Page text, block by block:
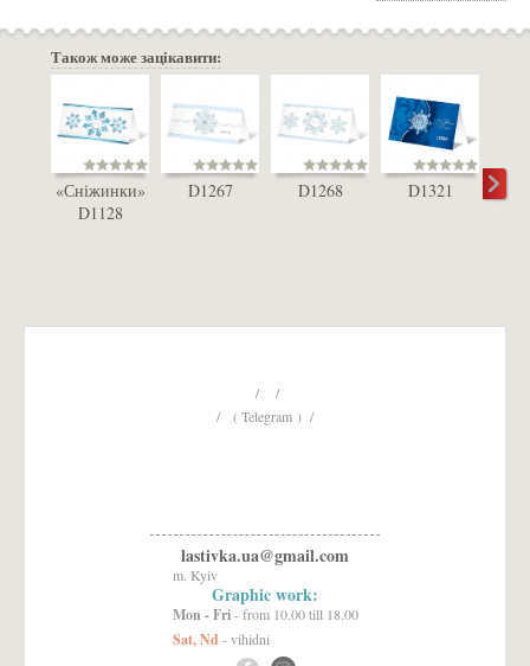
Також може зацікавити:
«Сніжинки»
D1128
D1267 D1268 D1321
/ /
/ ( Telegram ) /
lastivka.ua@gmail.com
m. Kyiv
Graphic work:
Mon - Fri- from 10.00 till 18.00
Sat, Nd - vihidni